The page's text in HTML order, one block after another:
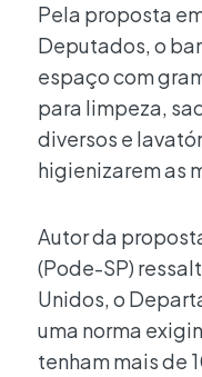
Pela proposta
Deputados, o
espaço com
para limpeza,
diversos e
higienizarem as
Autor da
(Pode-SP)
Unidos, o
uma norma
tenham mais de